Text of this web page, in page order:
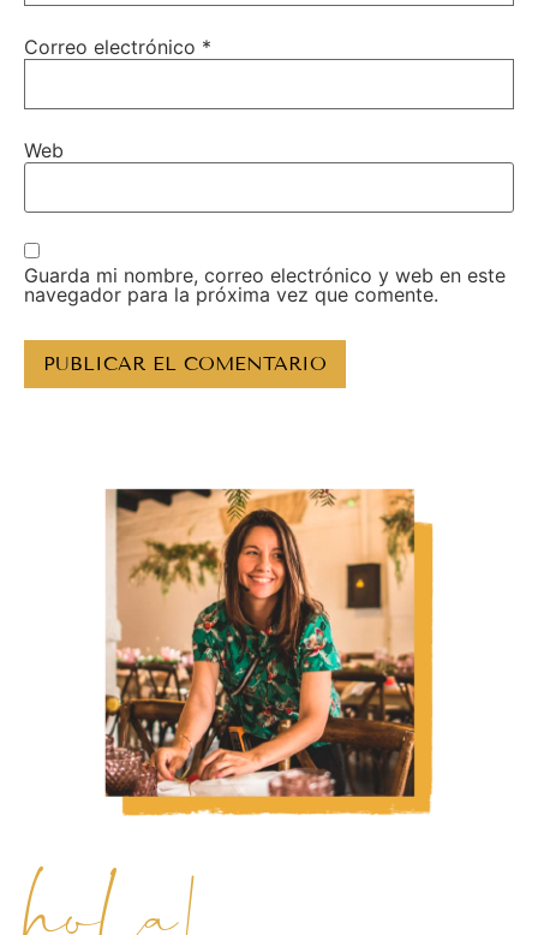
Correo electrónico *
Web
Guarda mi nombre, correo electrónico y web en este
navegador para la próxima vez que comente.